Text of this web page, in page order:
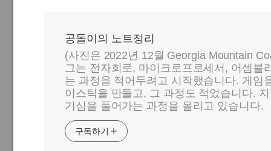
공돌이의 노트정리
(사진은 2022년 12월 Georgia Mountain
그는 전자회로, 마이크로프로세서, 어셈블
는 과정을 적어두려고 시작했습니다. 게임
이스틱을 만들고, 그 과정도 적었습니다.
기심을 풀어가는 과정을 올리고 있습니다.
구독하기